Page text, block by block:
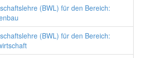
(BWL) für den Bereich:
(BWL) für den Bereich: